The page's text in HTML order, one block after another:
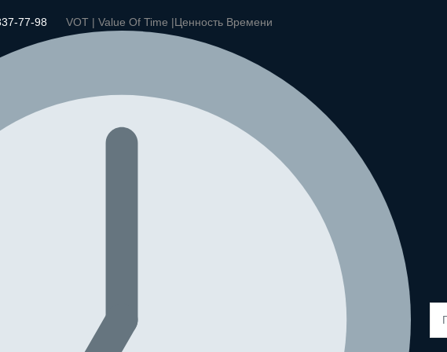
77-98 VOT | Value Of Time |Ценность Времени